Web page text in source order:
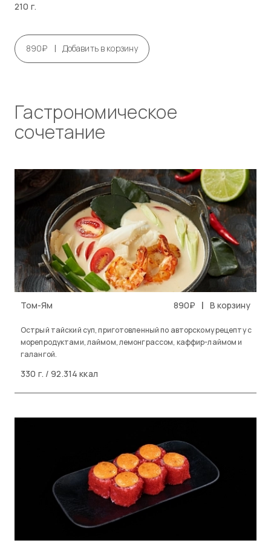
210 г.
890₽ | Добавить в корзину
Гастрономическое
сочетание
Том-Ям 890₽ | В корзину
Острый тайский суп, приготовленный по авторскому рецепту с
морепродуктами, лаймом, лемонграссом, каффир-лаймом и
галангой.
330 г. / 92.314 ккал